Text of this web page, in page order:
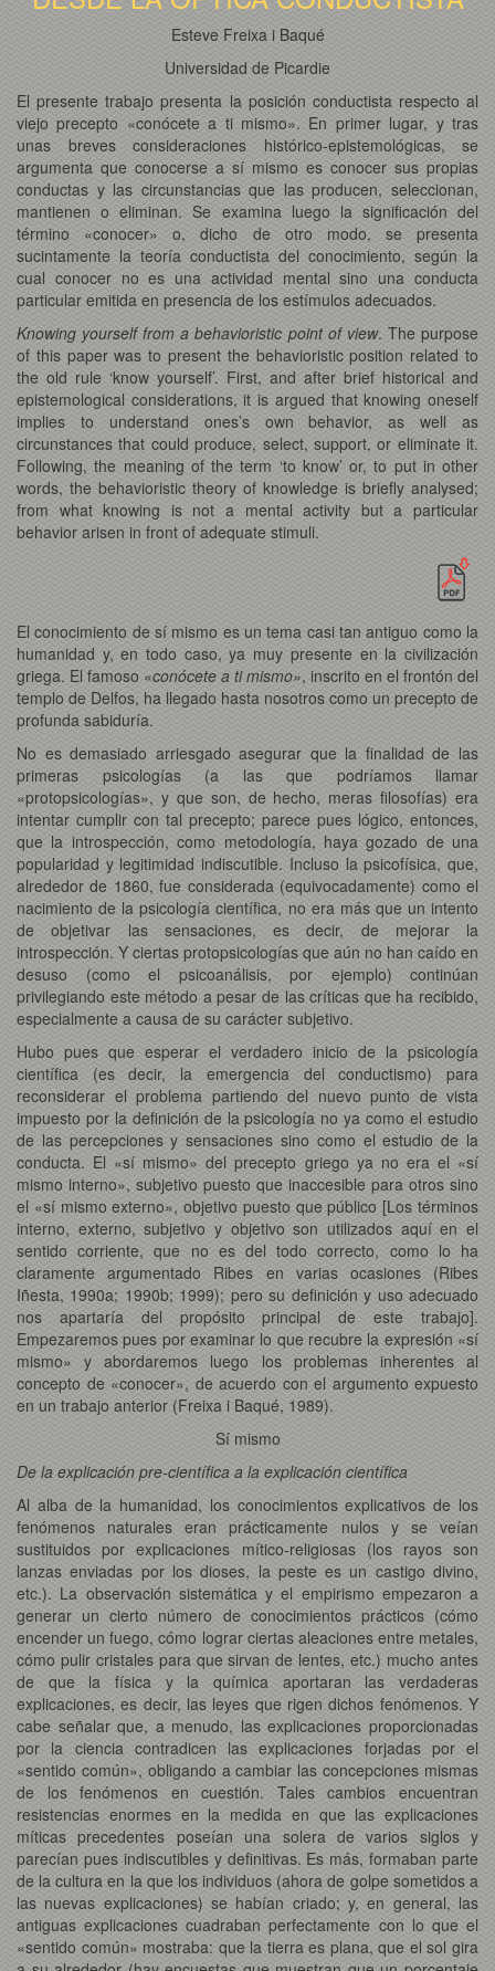
Esteve Freixa i Baqué
Universidad de Picardie
El presente trabajo presenta la posición conductista respecto al
viejo precepto «conócete a ti mismo». En primer lugar, y tras
unas breves consideraciones histórico-epistemológicas, se
argumenta que conocerse a sí mismo es conocer sus propias
conductas y las circunstancias que las producen, seleccionan,
mantienen o eliminan. Se examina luego la significación del
término «conocer» o, dicho de otro modo, se presenta
sucintamente la teoría conductista del conocimiento, según la
cual conocer no es una actividad mental sino una conducta
particular emitida en presencia de los estímulos adecuados.
Knowing yourself from a behavioristic point of view. The purpose
of this paper was to present the behavioristic position related to
the old rule ‘know yourself’. First, and after brief historical and
epistemological considerations, it is argued that knowing oneself
implies to understand ones’s own behavior, as well as
circunstances that could produce, select, support, or eliminate it.
Following, the meaning of the term ‘to know’ or, to put in other
words, the behavioristic theory of knowledge is briefly analysed;
from what knowing is not a mental activity but a particular
behavior arisen in front of adequate stimuli.
El conocimiento de sí mismo es un tema casi tan antiguo como la
humanidad y, en todo caso, ya muy presente en la civilización
griega. El famoso «conócete a ti mismo», inscrito en el frontón del
templo de Delfos, ha llegado hasta nosotros como un precepto de
profunda sabiduría.
No es demasiado arriesgado asegurar que la finalidad de las
primeras psicologías (a las que podríamos llamar
«protopsicologías», y que son, de hecho, meras filosofías) era
intentar cumplir con tal precepto; parece pues lógico, entonces,
que la introspección, como metodología, haya gozado de una
popularidad y legitimidad indiscutible. Incluso la psicofísica, que,
alrededor de 1860, fue considerada (equivocadamente) como el
nacimiento de la psicología científica, no era más que un intento
de objetivar las sensaciones, es decir, de mejorar la
introspección. Y ciertas protopsicologías que aún no han caído en
desuso (como el psicoanálisis, por ejemplo) continúan
privilegiando este método a pesar de las críticas que ha recibido,
especialmente a causa de su carácter subjetivo.
Hubo pues que esperar el verdadero inicio de la psicología
científica (es decir, la emergencia del conductismo) para
reconsiderar el problema partiendo del nuevo punto de vista
impuesto por la definición de la psicología no ya como el estudio
de las percepciones y sensaciones sino como el estudio de la
conducta. El «sí mismo» del precepto griego ya no era el «sí
mismo interno», subjetivo puesto que inaccesible para otros sino
el «sí mismo externo», objetivo puesto que público [Los términos
interno, externo, subjetivo y objetivo son utilizados aquí en el
sentido corriente, que no es del todo correcto, como lo ha
claramente argumentado Ribes en varias ocasiones (Ribes
Iñesta, 1990a; 1990b; 1999); pero su definición y uso adecuado
nos apartaría del propósito principal de este trabajo].
Empezaremos pues por examinar lo que recubre la expresión «sí
mismo» y abordaremos luego los problemas inherentes al
concepto de «conocer», de acuerdo con el argumento expuesto
en un trabajo anterior (Freixa i Baqué, 1989).
Sí mismo
De la explicación pre-científica a la explicación científica
Al alba de la humanidad, los conocimientos explicativos de los
fenómenos naturales eran prácticamente nulos y se veían
sustituidos por explicaciones mítico-religiosas (los rayos son
lanzas enviadas por los dioses, la peste es un castigo divino,
etc.). La observación sistemática y el empirismo empezaron a
generar un cierto número de conocimientos prácticos (cómo
encender un fuego, cómo lograr ciertas aleaciones entre metales,
cómo pulir cristales para que sirvan de lentes, etc.) mucho antes
de que la física y la química aportaran las verdaderas
explicaciones, es decir, las leyes que rigen dichos fenómenos. Y
cabe señalar que, a menudo, las explicaciones proporcionadas
por la ciencia contradicen las explicaciones forjadas por el
«sentido común», obligando a cambiar las concepciones mismas
de los fenómenos en cuestión. Tales cambios encuentran
resistencias enormes en la medida en que las explicaciones
míticas precedentes poseían una solera de varios siglos y
parecían pues indiscutibles y definitivas. Es más, formaban parte
de la cultura en la que los individuos (ahora de golpe sometidos a
las nuevas explicaciones) se habían criado; y, en general, las
antiguas explicaciones cuadraban perfectamente con lo que el
«sentido común» mostraba: que la tierra es plana, que el sol gira